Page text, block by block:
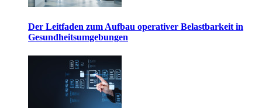
Der Leitfaden zum Aufbau operativer Belastbarkeit in
Gesundheitsumgebungen